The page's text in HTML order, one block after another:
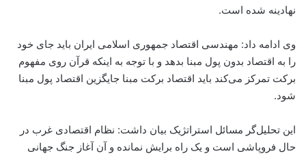
نهادینه شده است.
وی ادامه داد: مهندسی اقتصاد جمهوری اسلامی ایران باید جای خود
را به اقتصاد بدون پول مبنا بدهد و با توجه به اینکه قرآن روی مفهوم
برکت تمرکز می‌کند باید اقتصاد برکت مبنا جایگزین اقتصاد پول مبنا
شود.
این تحلیل‌گر مسائل استراتژیک بیان داشت: نظام اقتصادی غرب در
حال فروپاشی است و یک راه برایش نمانده و آن آغاز جنگ جهانی